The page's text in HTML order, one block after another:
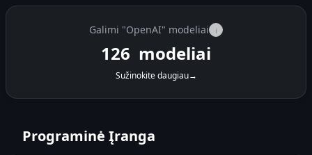
Galimi "OpenAI" modeliai i
126 modeliai
Sužinokite daugiau→
Programinė Įranga